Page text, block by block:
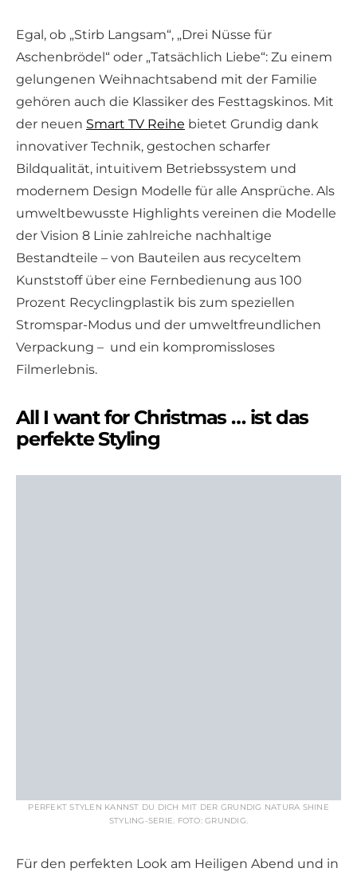
Egal, ob „Stirb Langsam“, „Drei Nüsse für
Aschenbrödel“ oder „Tatsächlich Liebe“: Zu einem
gelungenen Weihnachtsabend mit der Familie
gehören auch die Klassiker des Festtagskinos. Mit
der neuen Smart TV Reihe bietet Grundig dank
innovativer Technik, gestochen scharfer
Bildqualität, intuitivem Betriebssystem und
modernem Design Modelle für alle Ansprüche. Als
umweltbewusste Highlights vereinen die Modelle
der Vision 8 Linie zahlreiche nachhaltige
Bestandteile – von Bauteilen aus recyceltem
Kunststoff über eine Fernbedienung aus 100
Prozent Recyclingplastik bis zum speziellen
Stromspar-Modus und der umweltfreundlichen
Verpackung – und ein kompromissloses
Filmerlebnis.
All I want for Christmas … ist das
perfekte Styling
PERFEKT STYLEN KANNST DU DICH MIT DER GRUNDIG NATURA SHINE
STYLING-SERIE. FOTO: GRUNDIG.
Für den perfekten Look am Heiligen Abend und in